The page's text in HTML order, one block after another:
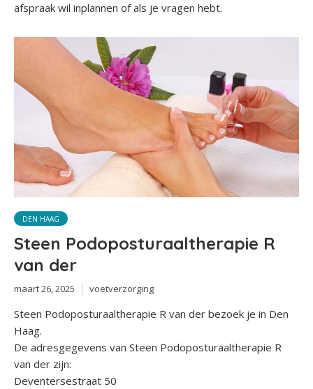
afspraak wil inplannen of als je vragen hebt.
DEN HAAG
Steen Podoposturaaltherapie R
van der
maart 26, 2025 voetverzorging
Steen Podoposturaaltherapie R van der bezoek je in Den
Haag.
De adresgegevens van Steen Podoposturaaltherapie R
van der zijn:
Deventersestraat 50